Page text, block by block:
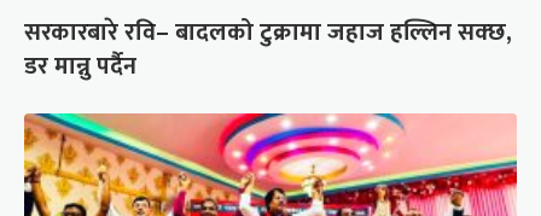
सरकारबारे रवि– बादलको टुक्रामा जहाज हल्लिन सक्छ,
डर मान्नु पर्दैन